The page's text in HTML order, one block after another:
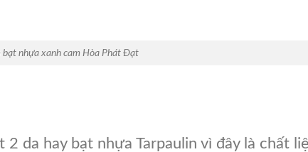
bạt nhựa xanh cam Hòa Phát Đạt
da hay bạt nhựa Tarpaulin vì đây là chất